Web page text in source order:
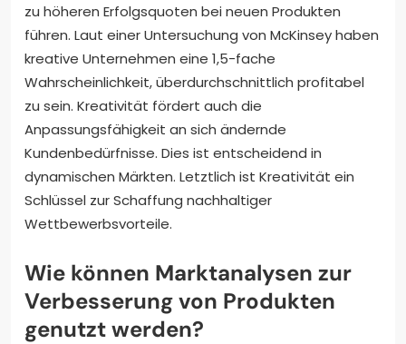
zu höheren Erfolgsquoten bei neuen Produkten
führen. Laut einer Untersuchung von McKinsey haben
kreative Unternehmen eine 1,5-fache
Wahrscheinlichkeit, überdurchschnittlich profitabel
zu sein. Kreativität fördert auch die
Anpassungsfähigkeit an sich ändernde
Kundenbedürfnisse. Dies ist entscheidend in
dynamischen Märkten. Letztlich ist Kreativität ein
Schlüssel zur Schaffung nachhaltiger
Wettbewerbsvorteile.
Wie können Marktanalysen zur
Verbesserung von Produkten
genutzt werden?